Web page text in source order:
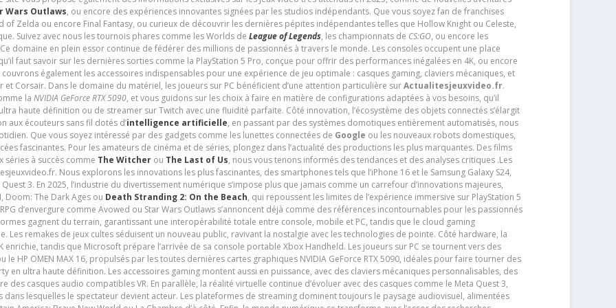
Wars Outlaws, ou encore des expériences innovantes signées par les studios indépendants. Que vous soyez fan de franchises
of Zelda ou encore Final Fantasy, ou curieux de découvrir les dernières pépites indépendantes telles que Hollow Knight ou Celeste,
Suivez avec nous les tournois phares comme les Worlds de League of Legends, les championnats de CS:GO, ou encore les
domaine en plein essor continue de fédérer des millions de passionnés à travers le monde. Les consoles occupent une place
faut savoir sur les dernières sorties comme la PlayStation 5 Pro, conçue pour offrir des performances inégalées en 4K, ou encore
également les accessoires indispensables pour une expérience de jeu optimale : casques gaming, claviers mécaniques, et
Corsair. Dans le domaine du matériel, les joueurs sur PC bénéficient d’une attention particulière surActualitesjeuxvideo.fr.
la NVIDIA GeForce RTX 5090, et vous guidons sur les choix à faire en matière de configurations adaptées à vos besoins, qu’il
haute définition ou de streamer sur Twitch avec une fluidité parfaite. Côté innovation, l’écosystème des objets connectés s’élargit
aux écouteurs sans fil dotés d’intelligence artificielle, en passant par des systèmes domotiques entièrement automatisés, nous
Que vous soyez intéressé par des gadgets comme les lunettes connectées de Google ou les nouveaux robots domestiques,
fascinantes. Pour les amateurs de cinéma et de séries, plongez dans l’actualité des productions les plus marquantes. Des films
séries à succès comme The Witcherou The Last of Us, nous vous tenons informés des tendances et des analyses critiques .Les
Nous explorons les innovations les plus fascinantes, des smartphones tels que l’iPhone 16 et le Samsung Galaxy S24,
3. En 2025, l’industrie du divertissement numérique s’impose plus que jamais comme un carrefour d’innovations majeures,
The Dark Ages ou Death Stranding 2: On the Beach, qui repoussent les limites de l’expérience immersive sur PlayStation 5
d’envergure comme Avowed ou Star Wars Outlaws s’annoncent déjà comme des références incontournables pour les passionnés
gagnent du terrain, garantissant une interopérabilité totale entre console, mobile et PC, tandis que le cloud gaming
Les remakes de jeux cultes séduisent un nouveau public, ravivant la nostalgie avec les technologies de pointe. Côté hardware, la
tandis que Microsoft prépare l’arrivée de sa console portable Xbox Handheld. Les joueurs sur PC se tournent vers des
HP OMEN MAX 16, propulsés par les toutes dernières cartes graphiques NVIDIA GeForce RTX 5090, idéales pour faire tourner des
en ultra haute définition. Les accessoires gaming montent aussi en puissance, avec des claviers mécaniques personnalisables, des
des casques audio compatibles VR. En parallèle, la réalité virtuelle continue d’évoluer avec des casques comme le Meta Quest 3,
dans lesquelles le spectateur devient acteur. Les plateformes de streaming dominent toujours le paysage audiovisuel, alimentées